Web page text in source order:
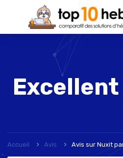
Accueil Avis Avis sur Nuxit